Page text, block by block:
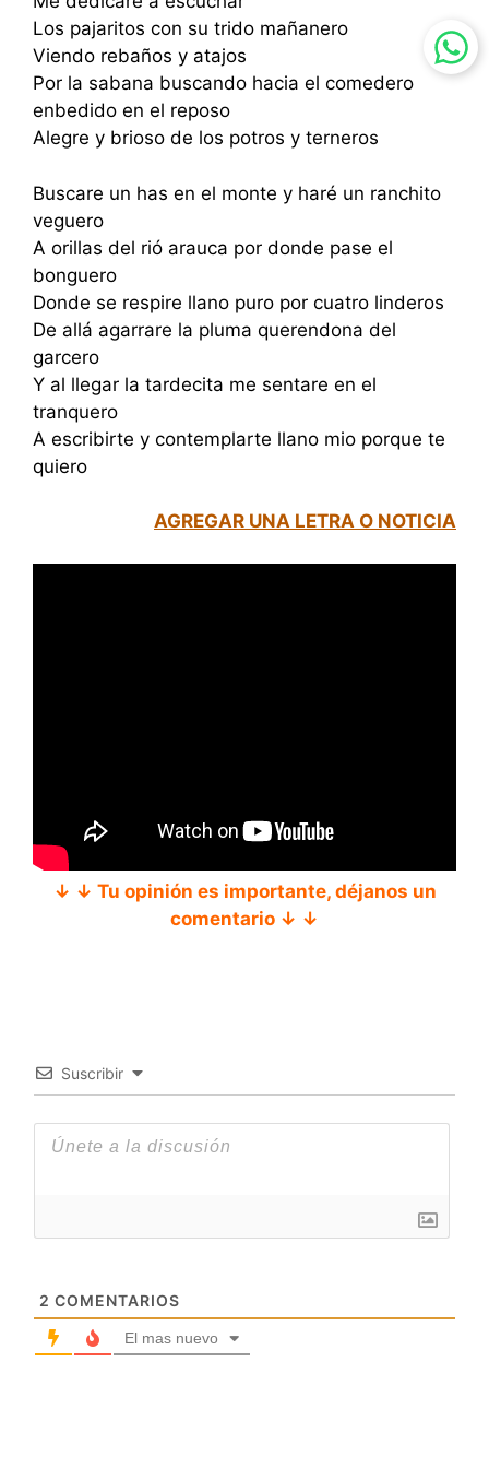
Los pajaritos con su trido mañanero
Viendo rebaños y atajos
Por la sabana buscando hacia el comedero
enbedido en el reposo
Alegre y brioso de los potros y terneros
Buscare un has en el monte y haré un ranchito
veguero
A orillas del rió arauca por donde pase el
bonguero
Donde se respire llano puro por cuatro linderos
De allá agarrare la pluma querendona del
garcero
Y al llegar la tardecita me sentare en el
tranquero
A escribirte y contemplarte llano mio porque te
quiero
AGREGAR UNA LETRA O NOTICIA
↓ ↓ Tu opinión es importante, déjanos un
comentario ↓ ↓
Suscribir
2 COMENTARIOS
El mas nuevo